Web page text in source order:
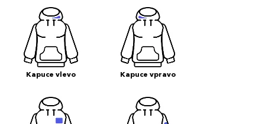
Kapuce vlevo Kapuce vpravo